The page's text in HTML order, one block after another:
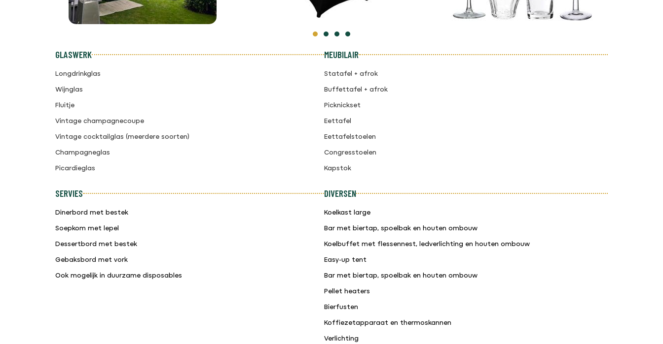
GLASWERK
Longdrinkglas
Wijnglas
Fluitje
Vintage champagnecoupe
Vintage cocktailglas (meerdere soorten)
Champagneglas
Picardieglas
SERVIES
Dinerbord met bestek
Soepkom met lepel
Dessertbord met bestek
Gebaksbord met vork
Ook mogelijk in duurzame disposables
MEUBILAIR
Statafel + afrok
Buffettafel + afrok
Picknickset
Eettafel
Eettafelstoelen
Congresstoelen
Kapstok
DIVERSEN
Koelkast large
Bar met biertap, spoelbak en houten ombouw
Koelbuffet met flessennest, ledverlichting en houten ombouw
Easy-up tent
Bar met biertap, spoelbak en houten ombouw
Pellet heaters
Bierfusten
Koffiezetapparaat en thermoskannen
Verlichting